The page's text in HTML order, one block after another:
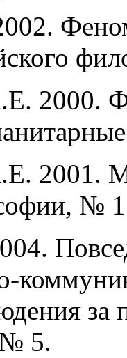
2000.
2001.
№
за
№ 5.